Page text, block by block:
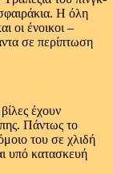
Η όλη
οι ένοικοι –
σε περίπτωση
έχουν
Πάντως το
του σε χλιδή
υπό κατασκευή